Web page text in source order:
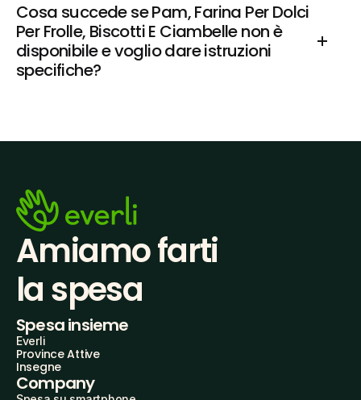
Cosa succede se Pam, Farina Per Dolci
Per Frolle, Biscotti E Ciambelle non è
disponibile e voglio dare istruzioni
specifiche?
Amiamo farti
la spesa
Spesa insieme
Everli
Province Attive
Insegne
Company